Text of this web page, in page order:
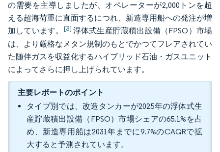
の需要を主導しましたが、オペレーターが2,000トンを超
える超海荷重に直面するにつれ、新造専用船への発注が増
加しています。 [3] 浮体式生産貯蔵積出設備（FPSO）市場
は、より厳格なメタン規制のもとでかつてフレアされてい
た随伴ガスを収益化するハイブリッド石油・ガスユニット
によってさらに押し上げられています。
主要レポートのポイント
タイプ別では、改造タンカーが2025年の浮体式生
産貯蔵積出設備（FPSO）市場シェアの65.1%を占
め、新造専用船は2031年までに9.7%のCAGRで拡
大すると予測されています。